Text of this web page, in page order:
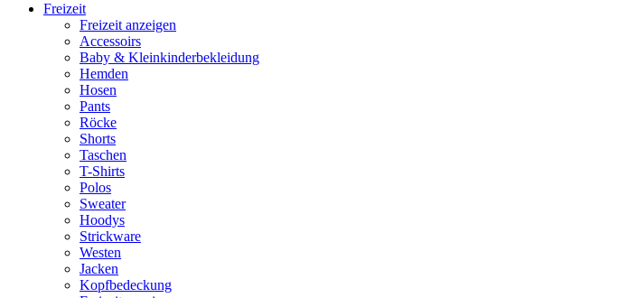
Freizeit
Freizeit anzeigen
Accessoirs
Baby & Kleinkinderbekleidung
Hemden
Hosen
Pants
Röcke
Shorts
Taschen
T-Shirts
Polos
Sweater
Hoodys
Strickware
Westen
Jacken
Kopfbedeckung